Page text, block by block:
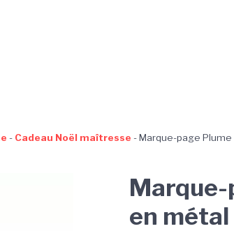
- Cadeau Noël maîtresse -Marque-page
Marque-
en métal